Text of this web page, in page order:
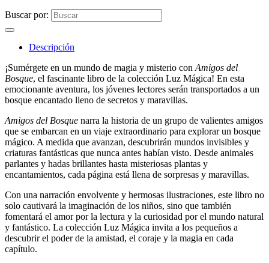
Buscar por:
Descripción
¡Sumérgete en un mundo de magia y misterio con Amigos del
Bosque, el fascinante libro de la colección Luz Mágica! En esta
emocionante aventura, los jóvenes lectores serán transportados a un
bosque encantado lleno de secretos y maravillas.
Amigos del Bosque narra la historia de un grupo de valientes amigos
que se embarcan en un viaje extraordinario para explorar un bosque
mágico. A medida que avanzan, descubrirán mundos invisibles y
criaturas fantásticas que nunca antes habían visto. Desde animales
parlantes y hadas brillantes hasta misteriosas plantas y
encantamientos, cada página está llena de sorpresas y maravillas.
Con una narración envolvente y hermosas ilustraciones, este libro no
solo cautivará la imaginación de los niños, sino que también
fomentará el amor por la lectura y la curiosidad por el mundo natural
y fantástico. La colección Luz Mágica invita a los pequeños a
descubrir el poder de la amistad, el coraje y la magia en cada
capítulo.